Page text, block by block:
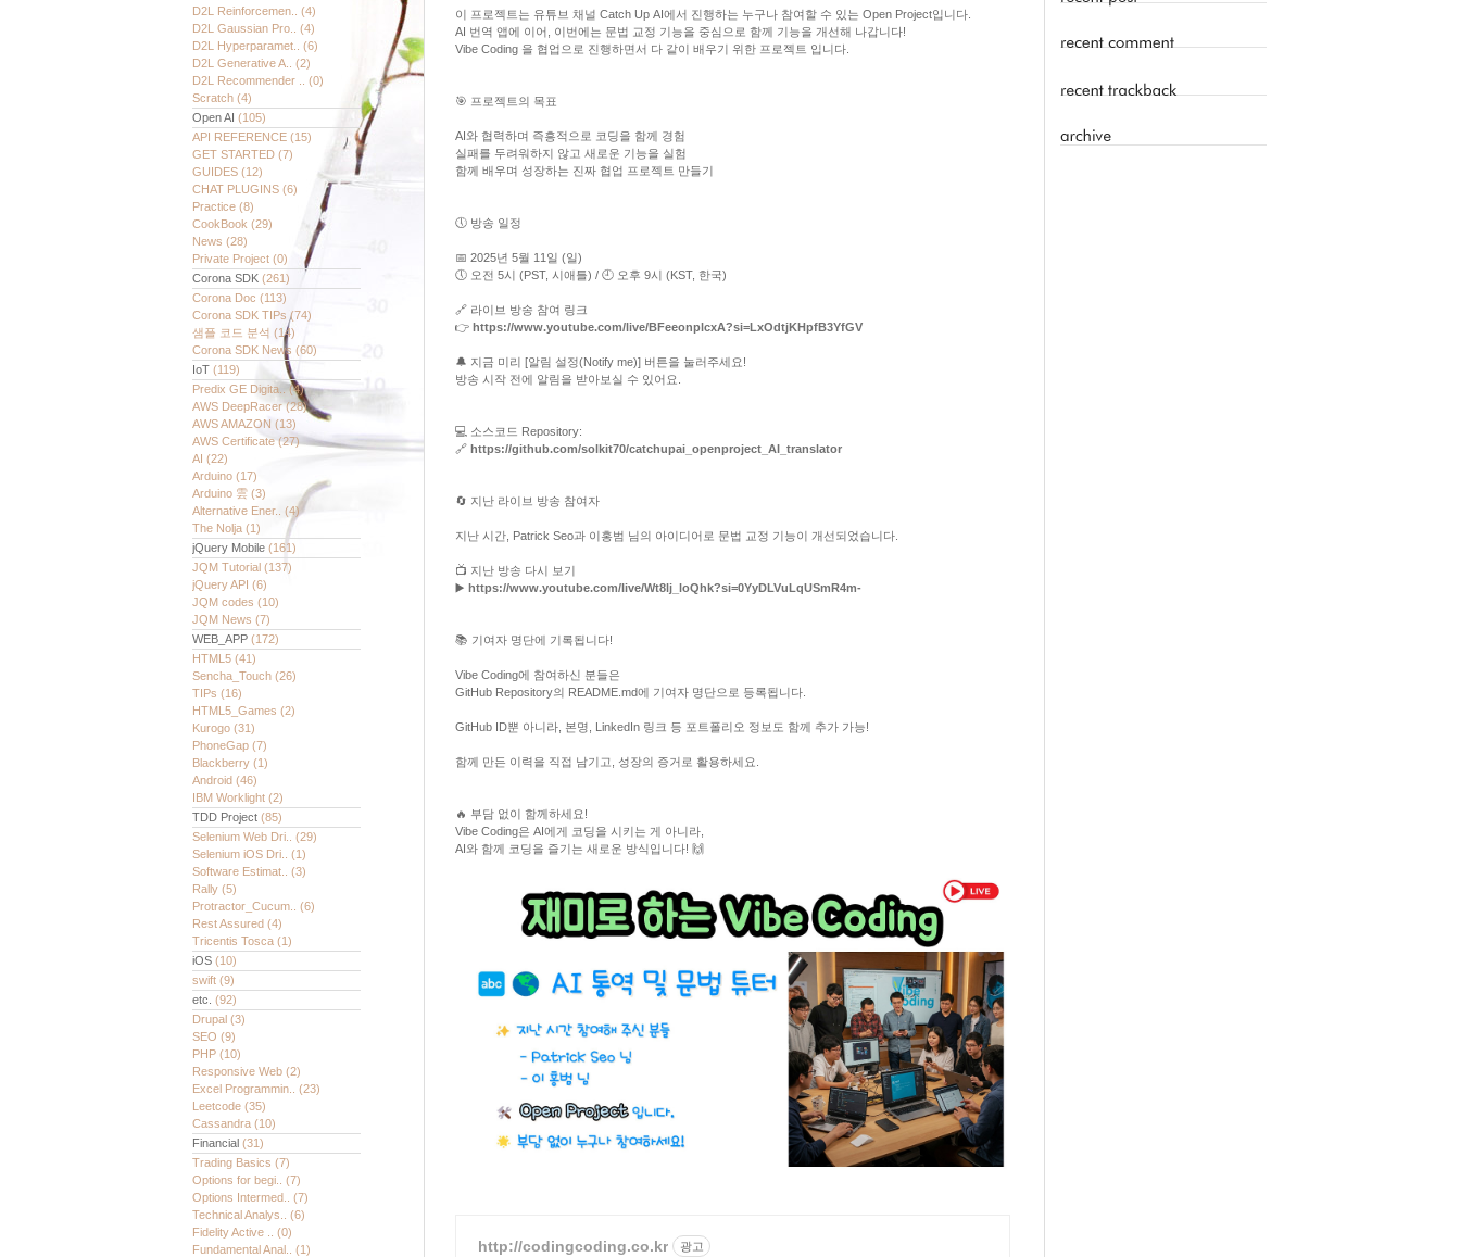
D2L Reinforcemen.. (4)
D2L Gaussian Pro.. (4)
D2L Hyperparamet.. (6)
D2L Generative A.. (2)
D2L Recommender .. (0)
Scratch (4)
Open AI (105)
API REFERENCE (15)
GET STARTED (7)
GUIDES (12)
CHAT PLUGINS (6)
Practice (8)
CookBook (29)
News (28)
Private Project (0)
Corona SDK (261)
Corona Doc (113)
Corona SDK TIPs (74)
샘플 코드 분석 (14)
Corona SDK News (60)
IoT (119)
Predix GE Digita.. (4)
AWS DeepRacer(28)
AWS AMAZON (13)
AWS Certificate(27)
AI (22)
Arduino (17)
Arduino 雲 (3)
Alternative Ener.. (4)
The Nolja (1)
jQuery Mobile (161)
JQM Tutorial (137)
jQuery API (6)
JQM codes (10)
JQM News (7)
WEB_APP (172)
HTML5 (41)
Sencha_Touch (26)
TIPs (16)
HTML5_Games (2)
Kurogo (31)
PhoneGap (7)
Blackberry (1)
Android (46)
IBM Worklight (2)
TDD Project (85)
Selenium Web Dri.. (29)
Selenium iOS Dri.. (1)
Software Estimat.. (3)
Rally (5)
Protractor_Cucum.. (6)
Rest Assured (4)
Tricentis Tosca (1)
iOS (10)
swift (9)
etc. (92)
Drupal (3)
SEO (9)
PHP (10)
Responsive Web (2)
Excel Programmin.. (23)
Leetcode (35)
Cassandra (10)
Financial (31)
Trading Basics (7)
Options for begi.. (7)
Options Intermed.. (7)
Technical Analys.. (6)
Fidelity Active .. (0)
Fundamental Anal.. (1)
이 프로젝트는 유튜브 채널 Catch Up AI에서 진행하는 누구나 참여할 수 있는 Open Project입니다.
AI 번역 앱에 이어, 이번에는 문법 교정 기능을 중심으로 함께 기능을 개선해 나갑니다!
Vibe Coding 을 협업으로 진행하면서 다 같이 배우기 위한 프로젝트 입니다.
🎯 프로젝트의 목표
AI와 협력하며 즉흥적으로 코딩을 함께 경험
실패를 두려워하지 않고 새로운 기능을 실험
함께 배우며 성장하는 진짜 협업 프로젝트 만들기
🕔 방송 일정
📅 2025년 5월 11일 (일)
🕔 오전 5시 (PST, 시애틀) / 🕘 오후 9시 (KST, 한국)
🔗 라이브 방송 참여 링크
👉 https://www.youtube.com/live/BFeeonplcxA?si=LxOdtjKHpfB3YfGV
🔔 지금 미리 [알림 설정(Notify me)] 버튼을 눌러주세요!
방송 시작 전에 알림을 받아보실 수 있어요.
💻 소스코드 Repository:
🔗 https://github.com/solkit70/catchupai_openproject_AI_translator
🔄 지난 라이브 방송 참여자
지난 시간, Patrick Seo과 이홍범 님의 아이디어로 문법 교정 기능이 개선되었습니다.
📺 지난 방송 다시 보기
▶️ https://www.youtube.com/live/Wt8lj_loQhk?si=0YyDLVuLqUSmR4m-
📚 기여자 명단에 기록됩니다!
Vibe Coding에 참여하신 분들은
GitHub Repository의 README.md에 기여자 명단으로 등록됩니다.
GitHub ID뿐 아니라, 본명, LinkedIn 링크 등 포트폴리오 정보도 함께 추가 가능!
함께 만든 이력을 직접 남기고, 성장의 증거로 활용하세요.
🔥 부담 없이 함께하세요!
Vibe Coding은 AI에게 코딩을 시키는 게 아니라,
AI와 함께 코딩을 즐기는 새로운 방식입니다! 🙌
http://codingcoding.co.kr 광고